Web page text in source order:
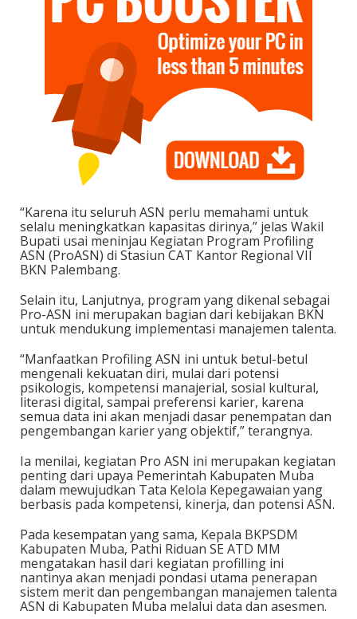
“Karena itu seluruh ASN perlu memahami untuk
selalu meningkatkan kapasitas dirinya,” jelas Wakil
Bupati usai meninjau Kegiatan Program Profiling
ASN (ProASN) di Stasiun CAT Kantor Regional VII
BKN Palembang.
Selain itu, Lanjutnya, program yang dikenal sebagai
Pro-ASN ini merupakan bagian dari kebijakan BKN
untuk mendukung implementasi manajemen talenta.
“Manfaatkan Profiling ASN ini untuk betul-betul
mengenali kekuatan diri, mulai dari potensi
psikologis, kompetensi manajerial, sosial kultural,
literasi digital, sampai preferensi karier, karena
semua data ini akan menjadi dasar penempatan dan
pengembangan karier yang objektif,” terangnya.
Ia menilai, kegiatan Pro ASN ini merupakan kegiatan
penting dari upaya Pemerintah Kabupaten Muba
dalam mewujudkan Tata Kelola Kepegawaian yang
berbasis pada kompetensi, kinerja, dan potensi ASN.
Pada kesempatan yang sama, Kepala BKPSDM
Kabupaten Muba, Pathi Riduan SE ATD MM
mengatakan hasil dari kegiatan profilling ini
nantinya akan menjadi pondasi utama penerapan
sistem merit dan pengembangan manajemen talenta
ASN di Kabupaten Muba melalui data dan asesmen.